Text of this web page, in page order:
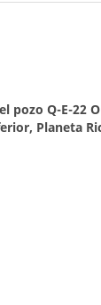
pozo Q-E-22
Planeta